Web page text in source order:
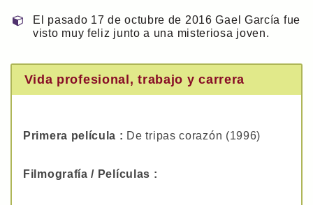
El pasado 17 de octubre de 2016 Gael García fue
visto muy feliz junto a una misteriosa joven.
Vida profesional, trabajo y carrera
Primera película : De tripas corazón (1996)
Filmografía / Películas :